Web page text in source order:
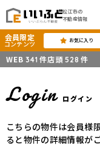
松江市の
不動産情報
会員限定
コンテンツ お気に入り
WEB 341 件店頭 528 件
Login ログイン
こちらの物件は会員様
ると物件の詳細情報が